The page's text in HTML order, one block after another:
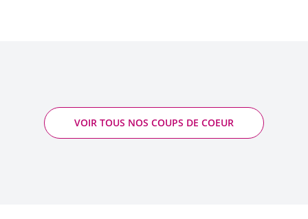
VOIR TOUS NOS COUPS DE COEUR